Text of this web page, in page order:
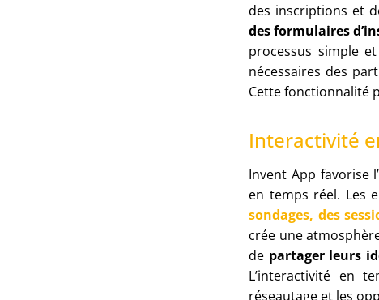
des inscriptions et
des formulaires
processus simple
nécessaires des
Cette fonctionnalité
Interactivité
Invent App favorise
en temps réel. Les
sondages, des
crée une
de partager leurs
L’interactivité en
réseautage et les